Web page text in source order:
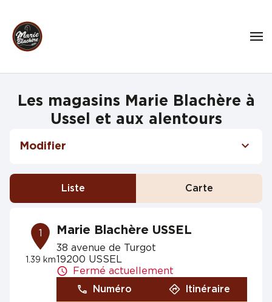
Les magasins Marie Blachère à
Ussel et aux alentours
Modifier
Liste Carte
1
1.39 km
Marie Blachère USSEL
38 avenue de Turgot
19200 USSEL
Fermé actuellement
Numéro
Itinéraire